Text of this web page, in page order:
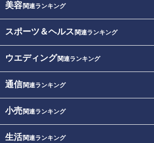
美容関連ランキング
スポーツ＆ヘルス 関連ランキング
ウエディング関連ランキング
通信関連ランキング
小売関連ランキング
生活関連ランキング